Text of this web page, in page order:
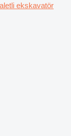
ekskavatör